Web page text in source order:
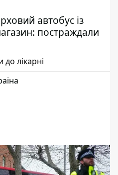
автобус із
постраждали
лікарні